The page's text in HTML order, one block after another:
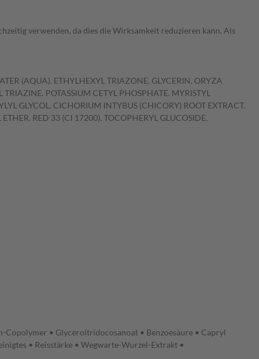
verwenden, da dies die Wirksamkeit reduzieren kann. Als
(AQUA). ETHYLHEXYL TRIAZONE. GLYCERIN. ORYZA
POTASSIUM CETYL PHOSPHATE. MYRISTYL
GLYCOL. CICHORIUM INTYBUS (CHICORY) ROOT EXTRACT.
RED 33 (CI 17200). TOCOPHERYL GLUCOSIDE.
• Glyceroltridocosanoat • Benzoesäure • Capryl
• Reisstärke • Wegwarte-Wurzel-Extrakt •